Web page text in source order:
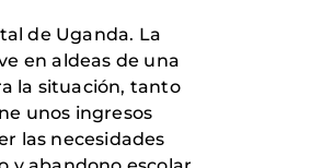
de Uganda. La
en aldeas de una
la situación, tanto
unos ingresos
las necesidades